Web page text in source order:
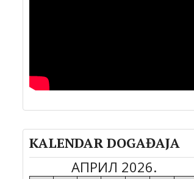
KALENDAR DOGAĐAJA
АПРИЛ 2026.